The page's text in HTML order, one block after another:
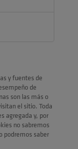
y fuentes de
de
son las más o
el sitio. Toda
agregada y, por
no sabremos
podremos saber